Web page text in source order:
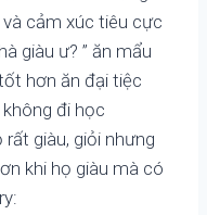
và cảm xúc tiêu cực
giàu ư? ” ăn mẩu
hơn ăn đại tiệc
đi học
giàu, giỏi nhưng
khi họ giàu mà có